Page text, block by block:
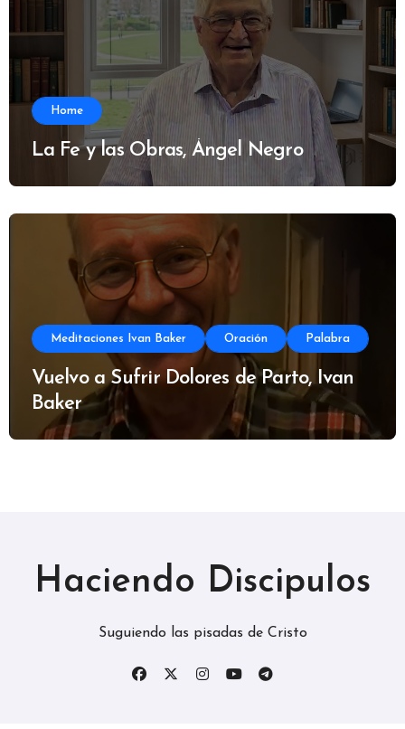
Home
La Fe y las Obras, Ángel Negro
Meditaciones Ivan Baker Oración Palabra
Vuelvo a Sufrir Dolores de Parto, Ivan
Baker
Haciendo Discipulos
Suguiendo las pisadas de Cristo